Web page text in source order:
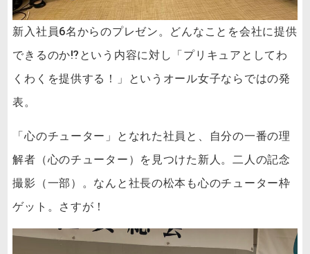
新入社員6名からのプレゼン。どんなことを会社に提供
できるのか⁉という内容に対し「プリキュアとしてわ
くわくを提供する！」というオール女子ならではの発
表。
「心のチューター」となれた社員と、自分の一番の理
解者（心のチューター）を見つけた新人。二人の記念
撮影（一部）。なんと社長の松本も心のチューター枠
ゲット。さすが！